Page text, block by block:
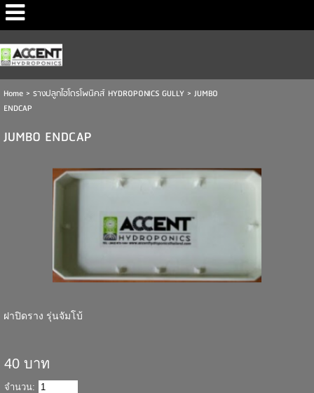
Home> รางปลูกไฮโดรโพนิคส์ HYDROPONICS GULLY> JUMBO
ENDCAP
JUMBO ENDCAP
ฝาปิดราง รุ่นจัมโบ้
40 บาท
จำนวน: